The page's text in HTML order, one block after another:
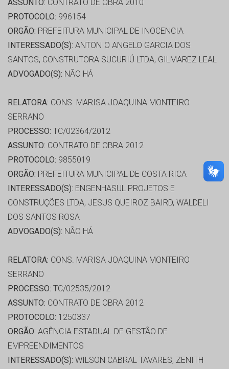
ASSUNTO: CONTRATO DE OBRA 2010
PROTOCOLO: 996154
ORGÃO: PREFEITURA MUNICIPAL DE INOCENCIA
INTERESSADO(S): ANTONIO ANGELO GARCIA DOS
SANTOS, CONSTRUTORA SUCURIÚ LTDA, GILMAREZ LEAL
ADVOGADO(S): NÃO HÁ
RELATORA: CONS. MARISA JOAQUINA MONTEIRO
SERRANO
PROCESSO: TC/02364/2012
ASSUNTO: CONTRATO DE OBRA 2012
PROTOCOLO: 9855019
ORGÃO: PREFEITURA MUNICIPAL DE COSTA RICA
INTERESSADO(S): ENGENHASUL PROJETOS E
CONSTRUÇÕES LTDA, JESUS QUEIROZ BAIRD, WALDELI
DOS SANTOS ROSA
ADVOGADO(S): NÃO HÁ
RELATORA: CONS. MARISA JOAQUINA MONTEIRO
SERRANO
PROCESSO: TC/02535/2012
ASSUNTO: CONTRATO DE OBRA 2012
PROTOCOLO: 1250337
ORGÃO: AGÊNCIA ESTADUAL DE GESTÃO DE
EMPREENDIMENTOS
INTERESSADO(S): WILSON CABRAL TAVARES, ZENITH